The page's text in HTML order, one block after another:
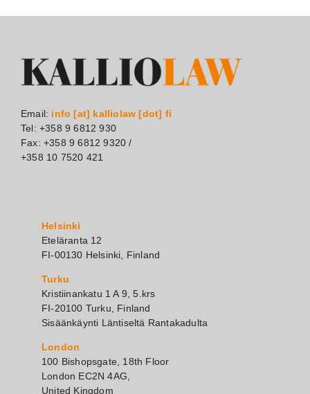
Email: info [at] kalliolaw [dot] fi
Tel: +358 9 6812 930
Fax: +358 9 6812 9320 /
+358 10 7520 421
Helsinki
Eteläranta 12
FI-00130 Helsinki, Finland
Turku
Kristiinankatu 1 A 9, 5.krs
FI-20100 Turku, Finland
Sisäänkäynti Läntiseltä Rantakadulta
London
100 Bishopsgate, 18th Floor
London EC2N 4AG,
United Kingdom